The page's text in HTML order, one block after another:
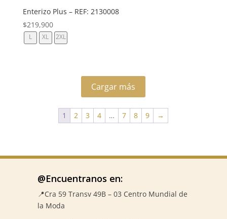
Enterizo Plus – REF: 2130008
$219,900
L XL 2XL
Cargar más
1 2 3 4 … 7 8 9 →
@Encuentranos en:
📍Cra 59 Transv 49B – 03 Centro Mundial de
la Moda